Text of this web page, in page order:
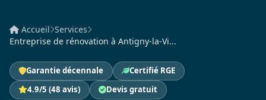
Accueil Services
Entreprise de rénovation à Antigny-la-Vi...
Garantie décennale
Certifié RGE
4.9/5 (48 avis)
Devis gratuit